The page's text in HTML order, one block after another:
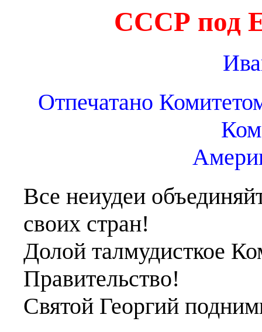
CCCР под
Отпечатано
Все неиудеи
своих стран!
Долой талмудисткое
Правительство!
Святой Георгий